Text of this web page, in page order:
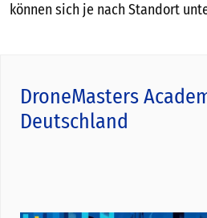
können sich je nach Standort
DroneMasters
Deutschland